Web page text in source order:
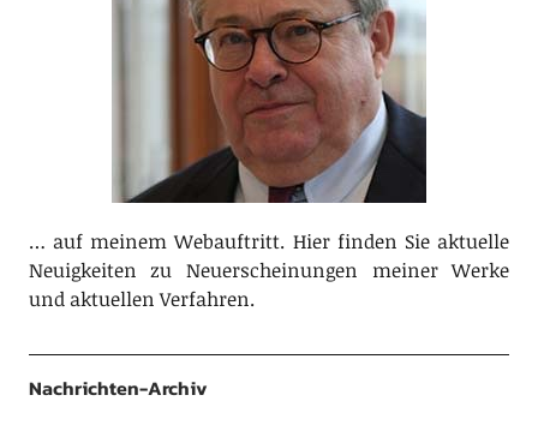
… auf meinem Webauftritt. Hier finden Sie aktuelle
Neuigkeiten zu Neuerscheinungen meiner Werke
und aktuellen Verfahren.
Nachrichten-Archiv